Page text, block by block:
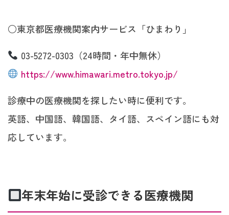
○東京都医療機関案内サービス「ひまわり」
03-5272-0303（24時間・年中無休）
https://www.himawari.metro.tokyo.jp/
診療中の医療機関を探したい時に便利です。
英語、中国語、韓国語、タイ語、スペイン語にも対
応しています。
年末年始に受診できる医療機関